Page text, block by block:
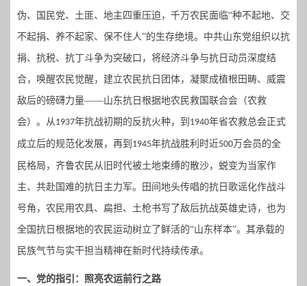
伪、国民党、土匪、地主四重压迫，千万农民面临“种不起地、交
不起捐、养不起家、保不住人”的生存绝境。中共山东党组织以抗
捐、抗税、抗丁斗争为突破口，将经济斗争与抗日动员深度结
合，唤醒农民觉醒，建立农民抗日团体，凝聚成植根田畴、威震
敌后的磅礴力量——山东抗日根据地农民救国联合会（农救
会）。从1937年抗战初期的反抗火种，到 1940年省农救总会正式
成立后的规范化发展，再到 1945年抗战胜利时近500万会员的全
民格局，齐鲁农民从旧时代被土地束缚的散沙，蜕变为当家作
主、共赴国难的抗日主力军。田间地头传唱的抗日歌谣化作战斗
号角，农民用农具、扁担、土枪书写了敌后抗战英雄史诗，也为
全国抗日根据地的农民运动树立了鲜活的“山东样本”。其承载的
民族气节与实干担当精神在新时代持续传承。
一、党的指引：照亮农运前行之路